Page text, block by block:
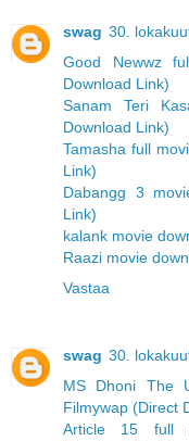
swag 30.
Good Newwz
Download Link)
Sanam Teri
Download Link)
Tamasha full
Link)
Dabangg 3
Link)
kalank movie
Raazi movie
Vastaa
swag 30.
MS Dhoni The
Filmywap (Direct
Article 15 full